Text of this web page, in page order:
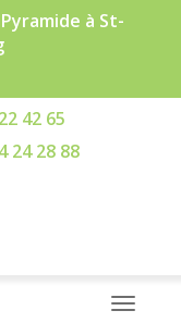
à St-
42 65
24 28 88
Toggle